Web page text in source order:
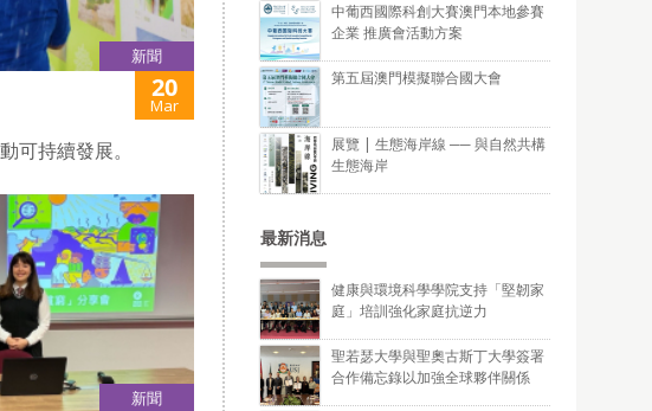
新聞
20
Mar
可持續發展。
新聞
中葡西國際科創大賽澳門本地參賽
企業 推廣會活動方案
第五屆澳門模擬聯合國大會
展覽 | 生態海岸線 ── 與自然共構
生態海岸
最新消息
健康與環境科學學院支持「堅韌家
庭」培訓強化家庭抗逆力
聖若瑟大學與聖奧古斯丁大學簽署
合作備忘錄以加強全球夥伴關係